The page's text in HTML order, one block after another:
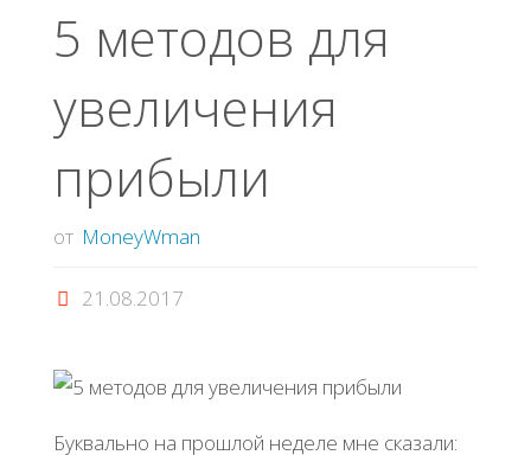
5 методов для
увеличения
прибыли
от MoneyWman
21.08.2017
Буквально на прошлой неделе мне сказали: